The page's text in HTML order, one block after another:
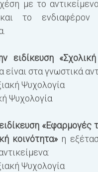
με το
και το
ειδίκευση
είναι στα γνωστικά
Ψυχολογία
Ψυχολογία
«Εφαρμογές
κοινότητα» η
Ψυχολογία